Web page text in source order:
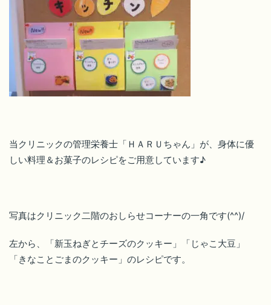
当クリニックの管理栄養士「ＨＡＲＵちゃん」が、身体に優
しい料理＆お菓子のレシピをご用意しています♪
写真はクリニック二階のおしらせコーナーの一角です(^^)/
左から、「新玉ねぎとチーズのクッキー」「じゃこ大豆」
「きなことごまのクッキー」のレシピです。